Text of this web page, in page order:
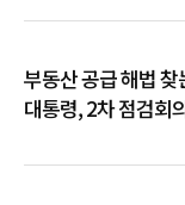
부동산 공급 해법
대통령, 2차 점검회